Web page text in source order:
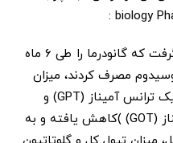
این مطالعه توسط ۴۲ نفر صورت گرفت که گانودرما را طی ۶ ماه
مصرف کردند، میزان
آنزیم های کبدی (گلوتامیک پیروویک ترانس آمیناز (GPT) و
گلوتامیک اگزالواستیک ترانس آمیناز (GOT) )کاهش یافته و به